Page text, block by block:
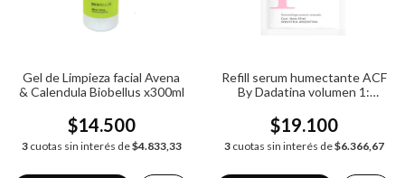
Gel de Limpieza facial Avena
& Calendula Biobellus x300ml
$14.500
3 cuotas sin interés de$4.833,33
Refill serum humectante ACF
By Dadatina volumen 1:
$19.100
3 cuotas sin interés de$6.366,67